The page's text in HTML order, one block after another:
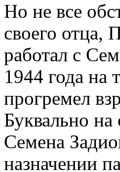
Но не все
своего отца,
работал с
1944 года на
прогремел
Буквально
Семена
назначении